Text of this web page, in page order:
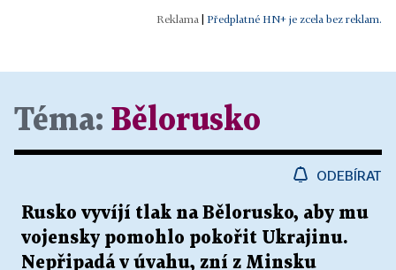
Předplatné HN+ je zcela bez reklam.
Téma: Bělorusko
ODEBÍRAT
Rusko vyvíjí tlak na Bělorusko, aby mu
vojensky pomohlo pokořit Ukrajinu.
Nepřipadá v úvahu, zní z Minsku